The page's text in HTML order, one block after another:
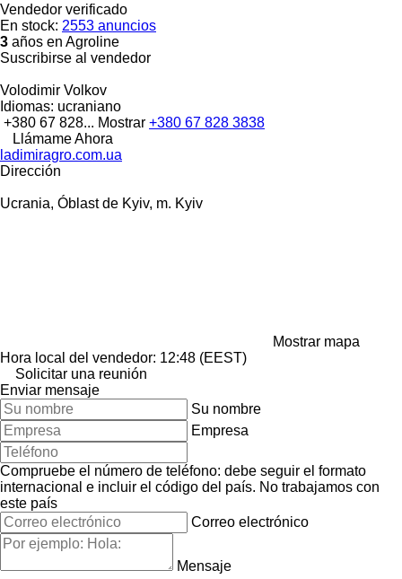
Vendedor verificado
En stock: 2553 anuncios
3 años en Agroline
Suscribirse al vendedor
Volodimir Volkov
Idiomas: ucraniano
+380 67 828... Mostrar +380 67 828 3838
Llámame Ahora
ladimiragro.com.ua
Dirección
Ucrania, Óblast de Kyiv, m. Kyiv
Mostrar mapa
Hora local del vendedor: 12:48 (EEST)
Solicitar una reunión
Enviar mensaje
Su nombre
Empresa
Compruebe el número de teléfono: debe seguir el formato
internacional e incluir el código del país. No trabajamos con
este país
Correo electrónico
Mensaje